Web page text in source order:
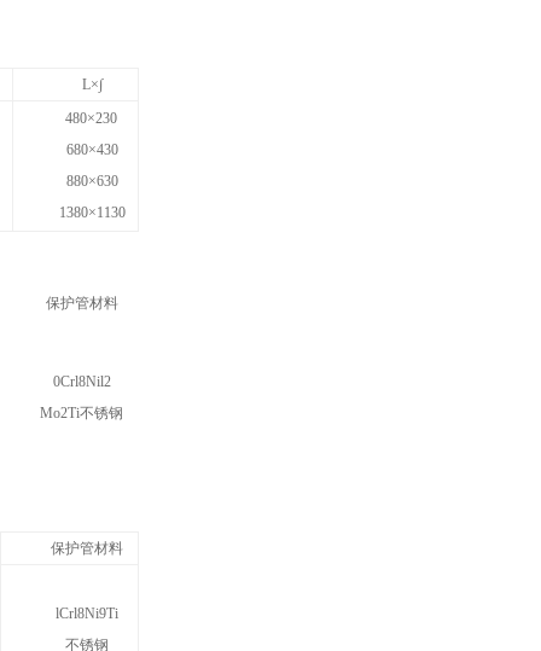
L×∫
480×230
680×430
880×630
1380×1130
保护管材料
0Crl8Nil2
Mo2Ti不锈钢
保护管材料
lCrl8Ni9Ti
不锈钢